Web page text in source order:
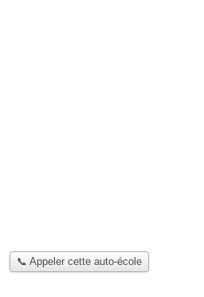
📞 Appeler cette auto-école